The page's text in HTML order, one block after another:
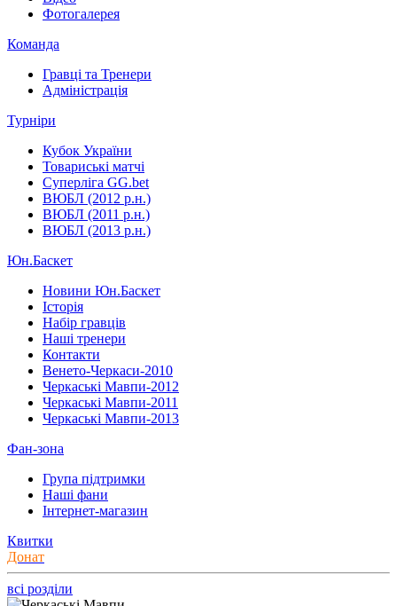
Фотогалерея
Команда
Гравці та Тренери
Адміністрація
Турніри
Кубок України
Товариські матчі
Суперліга GG.bet
ВЮБЛ (2012 р.н.)
ВЮБЛ (2011 р.н.)
ВЮБЛ (2013 р.н.)
Юн.Баскет
Новини Юн.Баскет
Історія
Набір гравців
Наші тренери
Контакти
Венето-Черкаси-2010
Черкаські Мавпи-2012
Черкаські Мавпи-2011
Черкаські Мавпи-2013
Фан-зона
Група підтримки
Наші фани
Інтернет-магазин
Квитки
Донат
всі розділи